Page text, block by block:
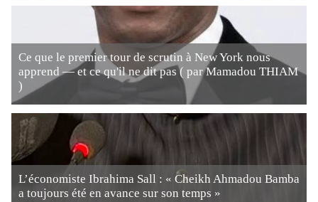
Ce que le premier tour de scrutin à New York nous
apprend — et ce qu'il ne dit pas ( par Mamadou THIAM
)
L’économiste Ibrahima Sall : « Cheikh Ahmadou Bamba
a toujours été en avance sur son temps »